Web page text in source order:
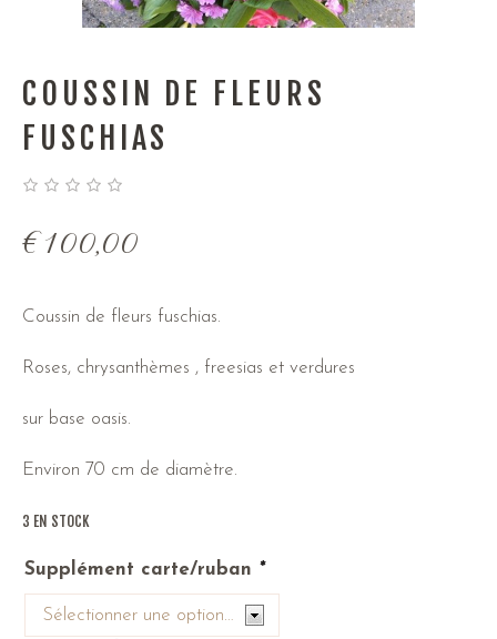
COUSSIN DE FLEURS
FUSCHIAS
€100,00
Coussin de fleurs fuschias.
Roses, chrysanthèmes , freesias et verdures
sur base oasis.
Environ 70 cm de diamètre.
3 EN STOCK
Supplément carte/ruban *